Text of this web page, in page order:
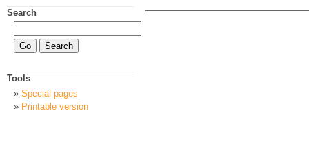
Search
Tools
Special pages
Printable version